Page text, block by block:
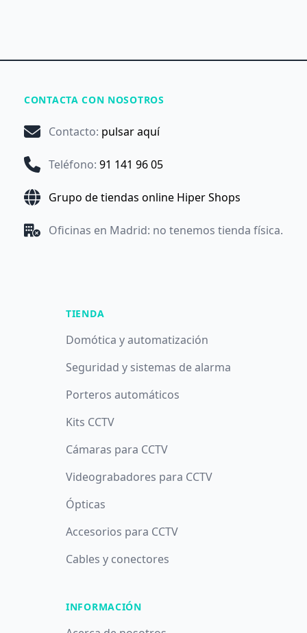
CONTACTA CON NOSOTROS
Contacto: pulsar aquí
Teléfono: 91 141 96 05
Grupo de tiendas online Hiper Shops
Oficinas en Madrid: no tenemos tienda física.
TIENDA
Domótica y automatización
Seguridad y sistemas de alarma
Porteros automáticos
Kits CCTV
Cámaras para CCTV
Videograbadores para CCTV
Ópticas
Accesorios para CCTV
Cables y conectores
INFORMACIÓN